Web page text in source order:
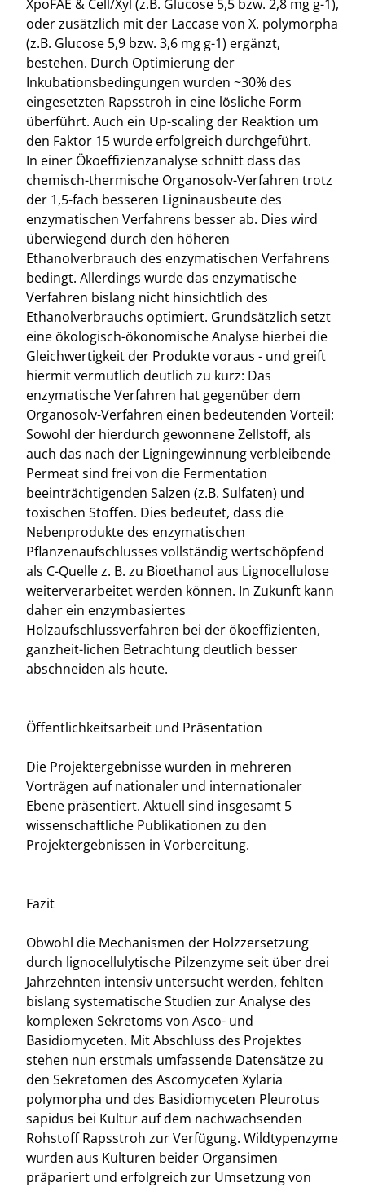
XpoFAE & Cell/Xyl (z.B. Glucose 5,5 bzw. 2,8 mg g-1),
oder zusätzlich mit der Laccase von X. polymorpha
(z.B. Glucose 5,9 bzw. 3,6 mg g-1) ergänzt,
bestehen. Durch Optimierung der
Inkubationsbedingungen wurden ~30% des
eingesetzten Rapsstroh in eine lösliche Form
überführt. Auch ein Up-scaling der Reaktion um
den Faktor 15 wurde erfolgreich durchgeführt.
In einer Ökoeffizienzanalyse schnitt dass das
chemisch-thermische Organosolv-Verfahren trotz
der 1,5-fach besseren Ligninausbeute des
enzymatischen Verfahrens besser ab. Dies wird
überwiegend durch den höheren
Ethanolverbrauch des enzymatischen Verfahrens
bedingt. Allerdings wurde das enzymatische
Verfahren bislang nicht hinsichtlich des
Ethanolverbrauchs optimiert. Grundsätzlich setzt
eine ökologisch-ökonomische Analyse hierbei die
Gleichwertigkeit der Produkte voraus - und greift
hiermit vermutlich deutlich zu kurz: Das
enzymatische Verfahren hat gegenüber dem
Organosolv-Verfahren einen bedeutenden Vorteil:
Sowohl der hierdurch gewonnene Zellstoff, als
auch das nach der Ligningewinnung verbleibende
Permeat sind frei von die Fermentation
beeinträchtigenden Salzen (z.B. Sulfaten) und
toxischen Stoffen. Dies bedeutet, dass die
Nebenprodukte des enzymatischen
Pflanzenaufschlusses vollständig wertschöpfend
als C-Quelle z. B. zu Bioethanol aus Lignocellulose
weiterverarbeitet werden können. In Zukunft kann
daher ein enzymbasiertes
Holzaufschlussverfahren bei der ökoeffizienten,
ganzheit-lichen Betrachtung deutlich besser
abschneiden als heute.
Öffentlichkeitsarbeit und Präsentation
Die Projektergebnisse wurden in mehreren
Vorträgen auf nationaler und internationaler
Ebene präsentiert. Aktuell sind insgesamt 5
wissenschaftliche Publikationen zu den
Projektergebnissen in Vorbereitung.
Fazit
Obwohl die Mechanismen der Holzzersetzung
durch lignocellulytische Pilzenzyme seit über drei
Jahrzehnten intensiv untersucht werden, fehlten
bislang systematische Studien zur Analyse des
komplexen Sekretoms von Asco- und
Basidiomyceten. Mit Abschluss des Projektes
stehen nun erstmals umfassende Datensätze zu
den Sekretomen des Ascomyceten Xylaria
polymorpha und des Basidiomyceten Pleurotus
sapidus bei Kultur auf dem nachwachsenden
Rohstoff Rapsstroh zur Verfügung. Wildtypenzyme
wurden aus Kulturen beider Organsimen
präpariert und erfolgreich zur Umsetzung von